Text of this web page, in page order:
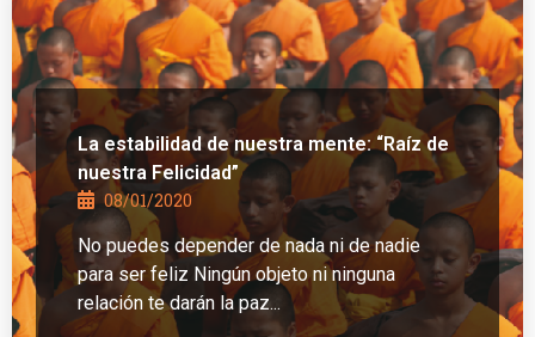
La estabilidad de nuestra mente: “Raíz de
nuestra Felicidad”
08/01/2020
No puedes depender de nada ni de nadie
para ser feliz Ningún objeto ni ninguna
relación te darán la paz...